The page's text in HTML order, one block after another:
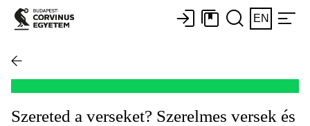
EN
Szereted a verseket? Szerelmes versek és